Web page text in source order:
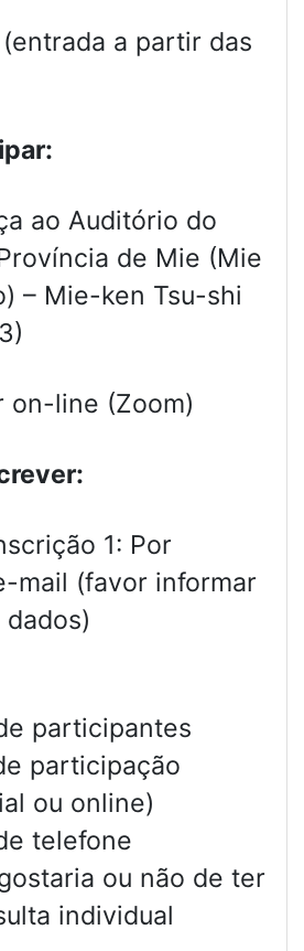
a partir das
ao Auditório do
de Mie (Mie
– Mie-ken Tsu-shi
on-line (Zoom)
1: Por
mail (favor informar
participantes
participação
ou online)
telefone
ou não de ter
individual